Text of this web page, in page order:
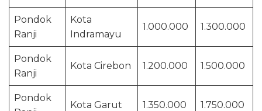
Pondok
Ranji
Kota
Indramayu
1.000.000 1.300.000
Pondok
Ranji
Kota Cirebon 1.200.000 1.500.000
Pondok
Kota Garut 1.350.000 1.750.000